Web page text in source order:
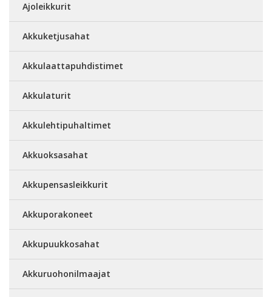
Ajoleikkurit
Akkuketjusahat
Akkulaattapuhdistimet
Akkulaturit
Akkulehtipuhaltimet
Akkuoksasahat
Akkupensasleikkurit
Akkuporakoneet
Akkupuukkosahat
Akkuruohonilmaajat